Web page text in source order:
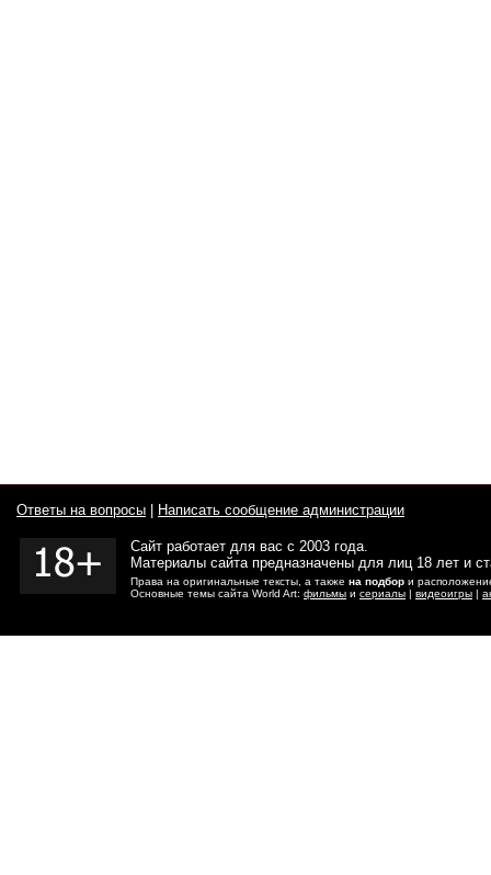
Ответы на вопросы Написать сообщение администрации
Сайт работает для вас с 2003 года.
Материалы сайта предназначены для лиц 18 лет и
Права на оригинальные тексты, а также на подбор и
Основные темы сайта World Art: фильмы и сериалы | видеоигры |